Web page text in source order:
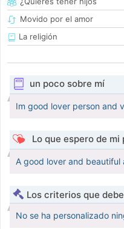
Movido por el amor
La religión
un poco sobre mí
Im good lover person and
Lo que espero de mi
A good lover and beautiful
Los criterios que
No se ha personalizado